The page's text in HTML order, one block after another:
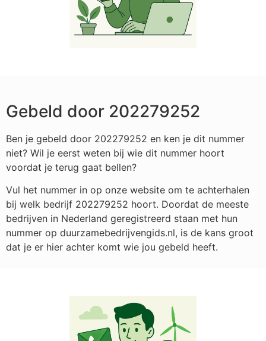
Gebeld door 202279252
Ben je gebeld door 202279252 en ken je dit nummer
niet? Wil je eerst weten bij wie dit nummer hoort
voordat je terug gaat bellen?
Vul het nummer in op onze website om te achterhalen
bij welk bedrijf 202279252 hoort. Doordat de meeste
bedrijven in Nederland geregistreerd staan met hun
nummer op duurzamebedrijvengids.nl, is de kans groot
dat je er hier achter komt wie jou gebeld heeft.